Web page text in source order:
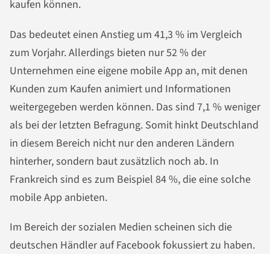
kaufen können.
Das bedeutet einen Anstieg um 41,3 % im Vergleich
zum Vorjahr. Allerdings bieten nur 52 % der
Unternehmen eine eigene mobile App an, mit denen
Kunden zum Kaufen animiert und Informationen
weitergegeben werden können. Das sind 7,1 % weniger
als bei der letzten Befragung. Somit hinkt Deutschland
in diesem Bereich nicht nur den anderen Ländern
hinterher, sondern baut zusätzlich noch ab. In
Frankreich sind es zum Beispiel 84 %, die eine solche
mobile App anbieten.
Im Bereich der sozialen Medien scheinen sich die
deutschen Händler auf Facebook fokussiert zu haben.